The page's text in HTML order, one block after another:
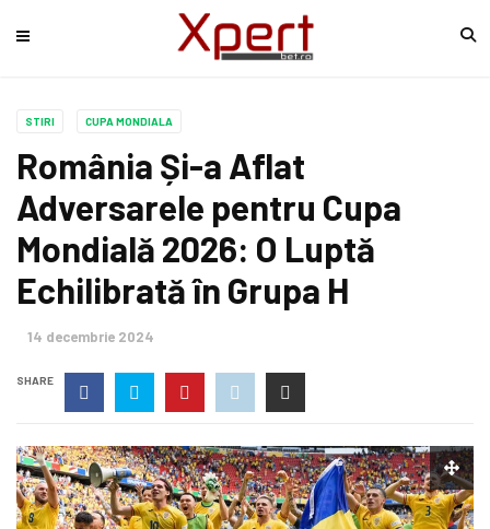
STIRI CUPA MONDIALA
România Și-a Aflat
Adversarele pentru Cupa
Mondială 2026: O Luptă
Echilibrată în Grupa H
14 decembrie 2024
SHARE